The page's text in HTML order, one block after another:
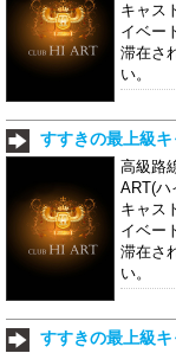
キャス
イベー
滞在さ
い。
すすきの最上級
高級路
ART(ハ
キャス
イベー
滞在さ
い。
すすきの最上級